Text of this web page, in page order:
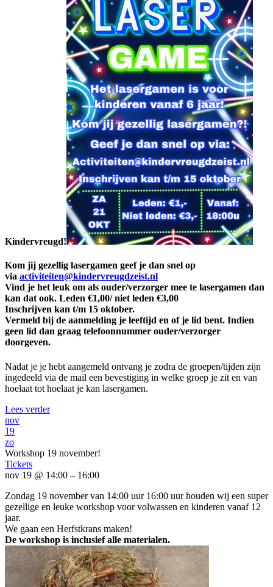
Kindervreugd!
Kom jij gezellig lasergamen geef je dan snel op
via activiteiten@kindervreugdzeist.nl
Vind je het leuk om als ouder/verzorger mee te lasergamen dan
kan dat ook. Leden €1,00/ niet leden €3,00
Inschrijven kan t/m 15 oktober.
Vermeld bij de aanmelding je leeftijd en of je lid bent. Indien
geen lid dan graag telefoonnummer ouder/verzorger
doorgeven.
Nadat je je hebt aangemeld ontvang je zodra de groepen/tijden zijn
ingedeeld via de mail een bevestiging in welke groep je zit en van
hoelaat tot hoelaat je kan lasergamen.
Lees verder
nov
19
zo
Workshop 19 november!
Tickets
nov 19 @ 14:00 – 16:00
Zondag 19 november van 14:00 uur 16:00 uur houden wij een super
gezellige en leuke workshop voor volwassen en kinderen vanaf 12
jaar.
We gaan een Herfstkrans maken!
De workshop is inclusief alle materialen.